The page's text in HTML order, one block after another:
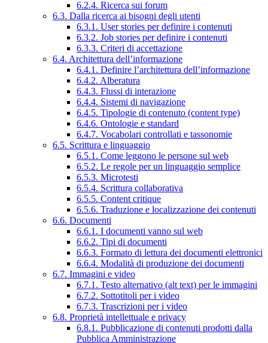
6.2.4. Ricerca sui forum
6.3. Dalla ricerca ai bisogni degli utenti
6.3.1. User stories per definire i contenuti
6.3.2. Job stories per definire i contenuti
6.3.3. Criteri di accettazione
6.4. Architettura dell’informazione
6.4.1. Definire l’architettura dell’informazione
6.4.2. Alberatura
6.4.3. Flussi di interazione
6.4.4. Sistemi di navigazione
6.4.5. Tipologie di contenuto (content type)
6.4.6. Ontologie e standard
6.4.7. Vocabolari controllati e tassonomie
6.5. Scrittura e linguaggio
6.5.1. Come leggono le persone sul web
6.5.2. Le regole per un linguaggio semplice
6.5.3. Microtesti
6.5.4. Scrittura collaborativa
6.5.5. Content critique
6.5.6. Traduzione e localizzazione dei contenuti
6.6. Documenti
6.6.1. I documenti vanno sul web
6.6.2. Tipi di documenti
6.6.3. Formato di lettura dei documenti elettronici
6.6.4. Modalità di produzione dei documenti
6.7. Immagini e video
6.7.1. Testo alternativo (alt text) per le immagini
6.7.2. Sottotitoli per i video
6.7.3. Trascrizioni per i video
6.8. Proprietà intellettuale e privacy
6.8.1. Pubblicazione di contenuti prodotti dalla
Pubblica Amministrazione